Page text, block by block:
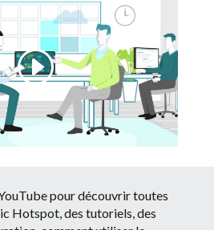
pour découvrir toutes
Hotspot, des tutoriels, des